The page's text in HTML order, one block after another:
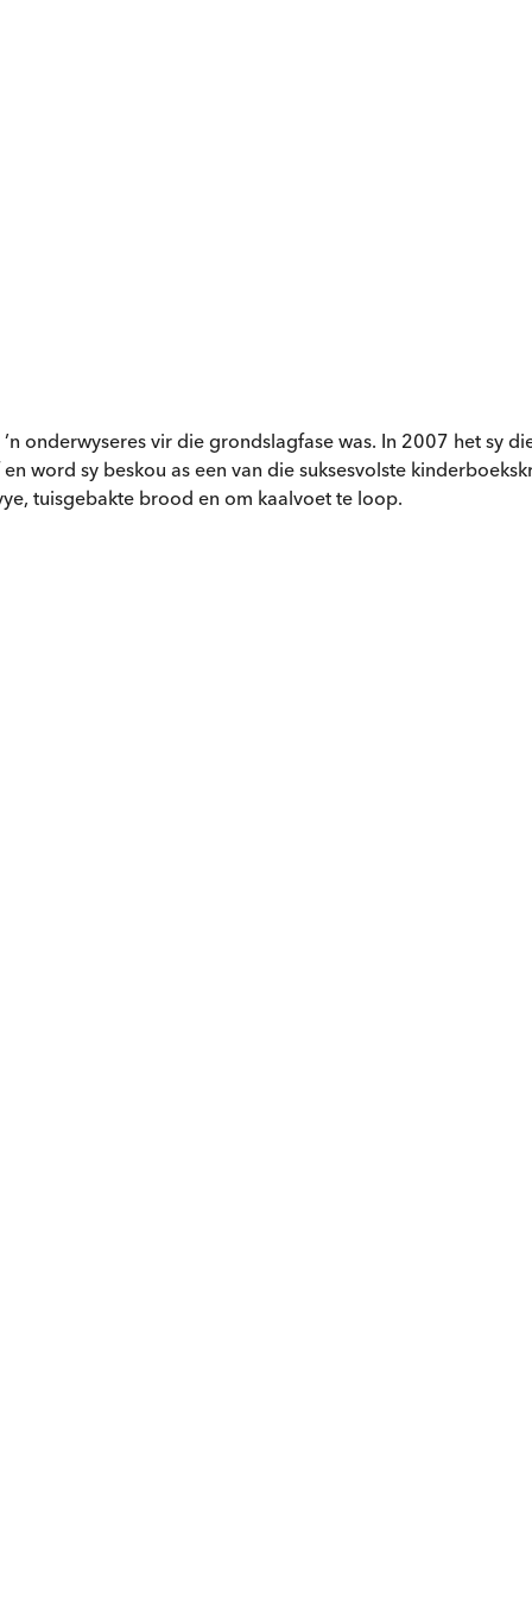
onderwyseres vir die grondslagfase was. In 2007 het sy
word sy beskou as een van die suksesvolste
tuisgebakte brood en om kaalvoet te loop.